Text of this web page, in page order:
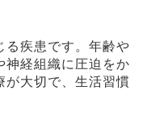
疾患です。年齢や
経組織に圧迫をか
大切で、生活習慣